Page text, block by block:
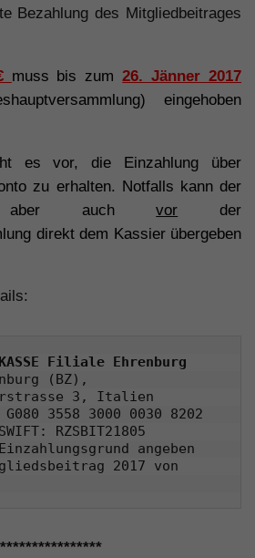
Bezahlung des Mitgliedbeitrages
muss bis zum26. Jänner 2017
eingehoben
es vor, die Einzahlung über
zu erhalten. Notfalls kann der
aber auchvor der
direkt dem Kassier übergeben
Filiale Ehrenburg
(BZ),
3, Italien
3558 3000 0030 8202
RZSBIT21805
angeben
2017 von
****************